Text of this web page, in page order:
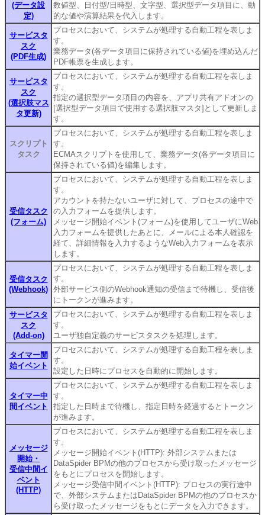
(データ設
定)
数値型、日付型/日時型、文字型、選択型データ項目に、動
的な値や演算結果を代入します。
サービスタ
スク
(PDF生成)
プロセスにおいて、システムが処理する自動工程を表しま
す。
業務データ(各データ項目に保持されている値)を埋め込んだ
PDF帳票を生成します。
サービスタ
スク
(選択肢マス
タ更新)
プロセスにおいて、システムが処理する自動工程を表しま
す。
指定の選択型データ項目の内容を、アプリ共有アドオンの
[選択型データ項目で使用する選択肢マスタ]として更新しま
す。
スクリプト
タスク
プロセスにおいて、システムが処理する自動工程を表しま
す。
ECMAスクリプトを使用して、業務データ(各データ項目に
保持されている値)を編集します。
受信タスク
(フォーム)
プロセスにおいて、システムが処理する自動工程を表しま
す。
アカウントを持たないユーザに対して、プロセスの途中で
の入力フォームを提供します。
メッセージ開始イベント(フォーム)を使用してユーザにWeb
入力フォームを提供したあとに、メールによる本人確認を
経て、詳細情報を入力するようなWeb入力フォームを表示
します。
受信タスク
(Webhook)
プロセスにおいて、システムが処理する自動工程を表しま
す。
外部サービス側のWebhook通知の受信まで待機し、受信後
にトークンが進みます。
サービスタ
スク
(Add-on)
プロセスにおいて、システムが処理する自動工程を表しま
す。
ユーザ独自定義のサービスタスクを処理します。
タイマー開
始イベント
プロセスにおいて、システムが処理する自動工程を表しま
す。
設定した日時にプロセスを自動的に開始します。
タイマー中
間イベント
プロセスにおいて、システムが処理する自動工程を表しま
す。
指定した日時まで待機し、指定日時を経過するとトークン
が進みます。
メッセージ
開始・
受信中間イ
ベント
(HTTP)
プロセスにおいて、システムが処理する自動工程を表しま
す。
メッセージ開始イベント(HTTP): 外部システムまたは
DataSpider BPMの他のプロセスから受け取ったメッセージ
をもとにプロセスを開始します。
メッセージ受信中間イベント(HTTP): プロセスの実行途中
で、外部システムまたはDataSpider BPMの他のプロセスか
ら受け取ったメッセージをもとにデータを入力できます。